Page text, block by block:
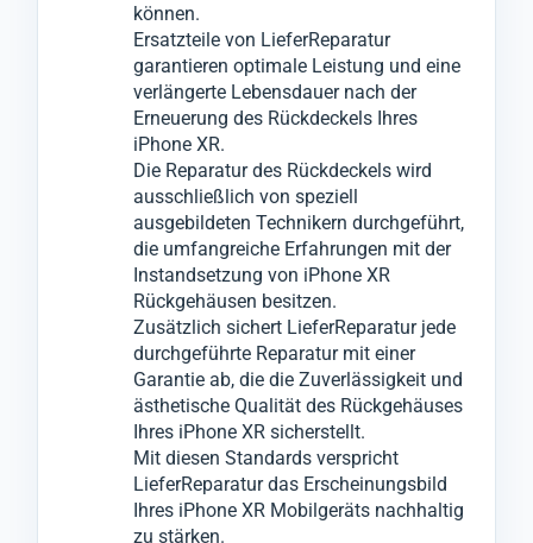
werden nach Ihrer Zustimmung notwendige
Reparaturen an anderen Komponenten
vornehmen.
können.
Ersatzteile von LieferReparatur
garantieren optimale Leistung und eine
verlängerte Lebensdauer nach der
Erneuerung des Rückdeckels Ihres
iPhone XR.
Die Reparatur des Rückdeckels wird
ausschließlich von speziell
ausgebildeten Technikern durchgeführt,
die umfangreiche Erfahrungen mit der
Instandsetzung von iPhone XR
Rückgehäusen besitzen.
Zusätzlich sichert LieferReparatur jede
durchgeführte Reparatur mit einer
Garantie ab, die die Zuverlässigkeit und
ästhetische Qualität des Rückgehäuses
Ihres iPhone XR sicherstellt.
Mit diesen Standards verspricht
LieferReparatur das Erscheinungsbild
Ihres iPhone XR Mobilgeräts nachhaltig
zu stärken.